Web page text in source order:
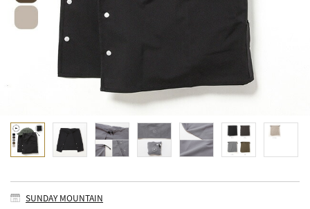
SUNDAY MOUNTAIN